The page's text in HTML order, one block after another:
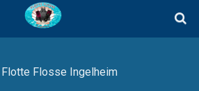
Flotte Flosse Ingelheim